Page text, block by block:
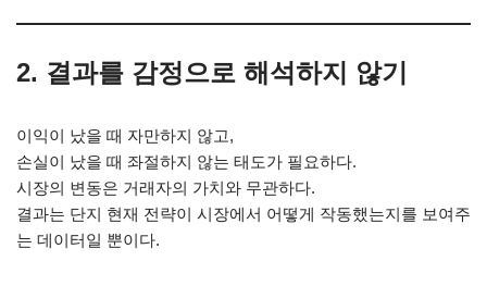
2. 결과를 감정으로 해석하지 않기
이익이 났을 때 자만하지 않고,
손실이 났을 때 좌절하지 않는 태도가 필요하다.
시장의 변동은 거래자의 가치와 무관하다.
결과는 단지 현재 전략이 시장에서 어떻게 작동했는지를 보여주
는 데이터일 뿐이다.